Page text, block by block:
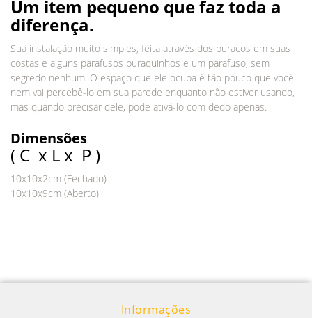
Um item pequeno que faz toda a
diferença.
Sua instalação muito simples, feita através dos buracos em suas
costas e alguns parafusos buraquinhos e um parafuso, sem
segredo nenhum. O espaço que ele ocupa é tão pouco que você
nem vai percebê-lo em sua parede enquanto não estiver usando,
mas quando precisar dele, pode ativá-lo com dedo apenas.
Dimensões
( C x L x P )
10x10x2cm (Fechado)
10x10x9cm (Aberto)
Informações